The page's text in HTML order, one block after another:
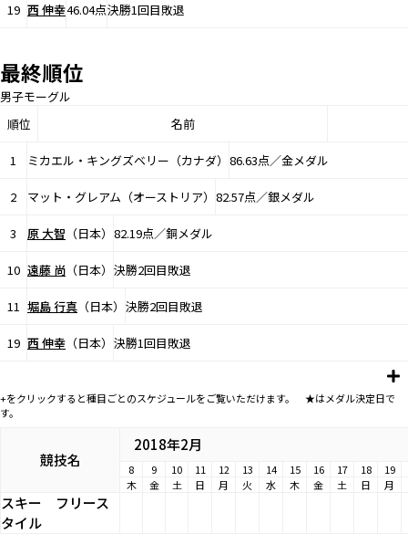
19 西 伸幸46.04点決勝1回目敗退
最終順位
男子モーグル
順位
名前
1 ミカエル・キングズベリー（カナダ） 86.63点／金メダル
2 マット・グレアム（オーストリア） 82.57点／銀メダル
3 原 大智 （日本） 82.19点／銅メダル
10 遠藤 尚 （日本） 決勝2回目敗退
11 堀島 行真 （日本） 決勝2回目敗退
19 西 伸幸 （日本） 決勝1回目敗退
+をクリックすると種目ごとのスケジュールをご覧いただけます。 ★はメダル決定日で
す。
競技名
2018年2月
8 9 10 11 12 13 14 15 16 17 18 19
木
金 土 日 月 火 水 木 金 土 日 月
スキー フリース
タイル